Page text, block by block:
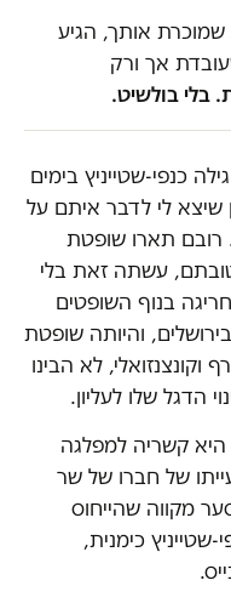
שמוכרת אותך, הגיע
אך ורק
בלי בולשיט.
כנפי-שטייניץ בימים
שיצא לי לדבר איתם על
רובם תארו שופטת
עשתה זאת בלי
בנוף השופטים
והיותה שופטת
וקונצנזואלי, לא הבינו
הדגל שלו לעליון.
קשריה למפלגה
של חברו של שר
מקווה שהייחוס
כימנית,